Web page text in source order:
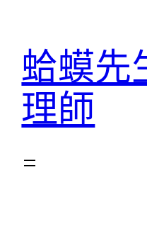
蛤蟆先
理師